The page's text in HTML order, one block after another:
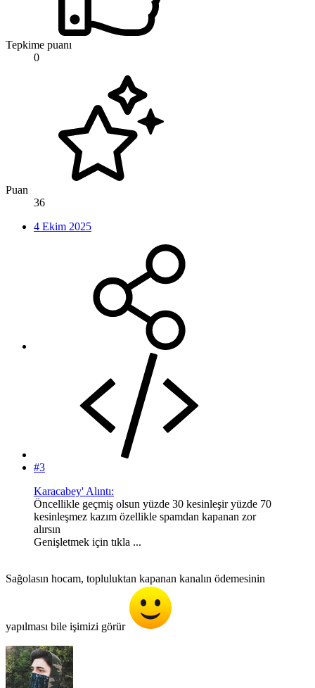
Tepkime puanı
0
Puan
36
4 Ekim 2025
#3
Karacabey' Alıntı:
Öncellikle geçmiş olsun yüzde 30 kesinleşir yüzde 70
kesinleşmez kazım özellikle spamdan kapanan zor
alırsın
Genişletmek için tıkla ...
Sağolasın hocam, topluluktan kapanan kanalın ödemesinin
yapılması bile işimizi görür